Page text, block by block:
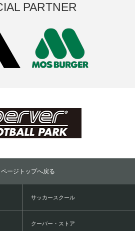
PARTNER
ページトップへ戻る
サッカースクール
クーバー・ストア